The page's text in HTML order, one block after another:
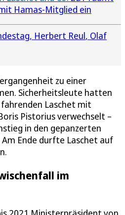
Hamas-Mitglied ein
Herbert Reul Olaf
zu einer
Sicherheitsleute hatten
Laschet mit
Pistorius verwechselt –
in den gepanzerten
Ende durfte Laschet auf
im